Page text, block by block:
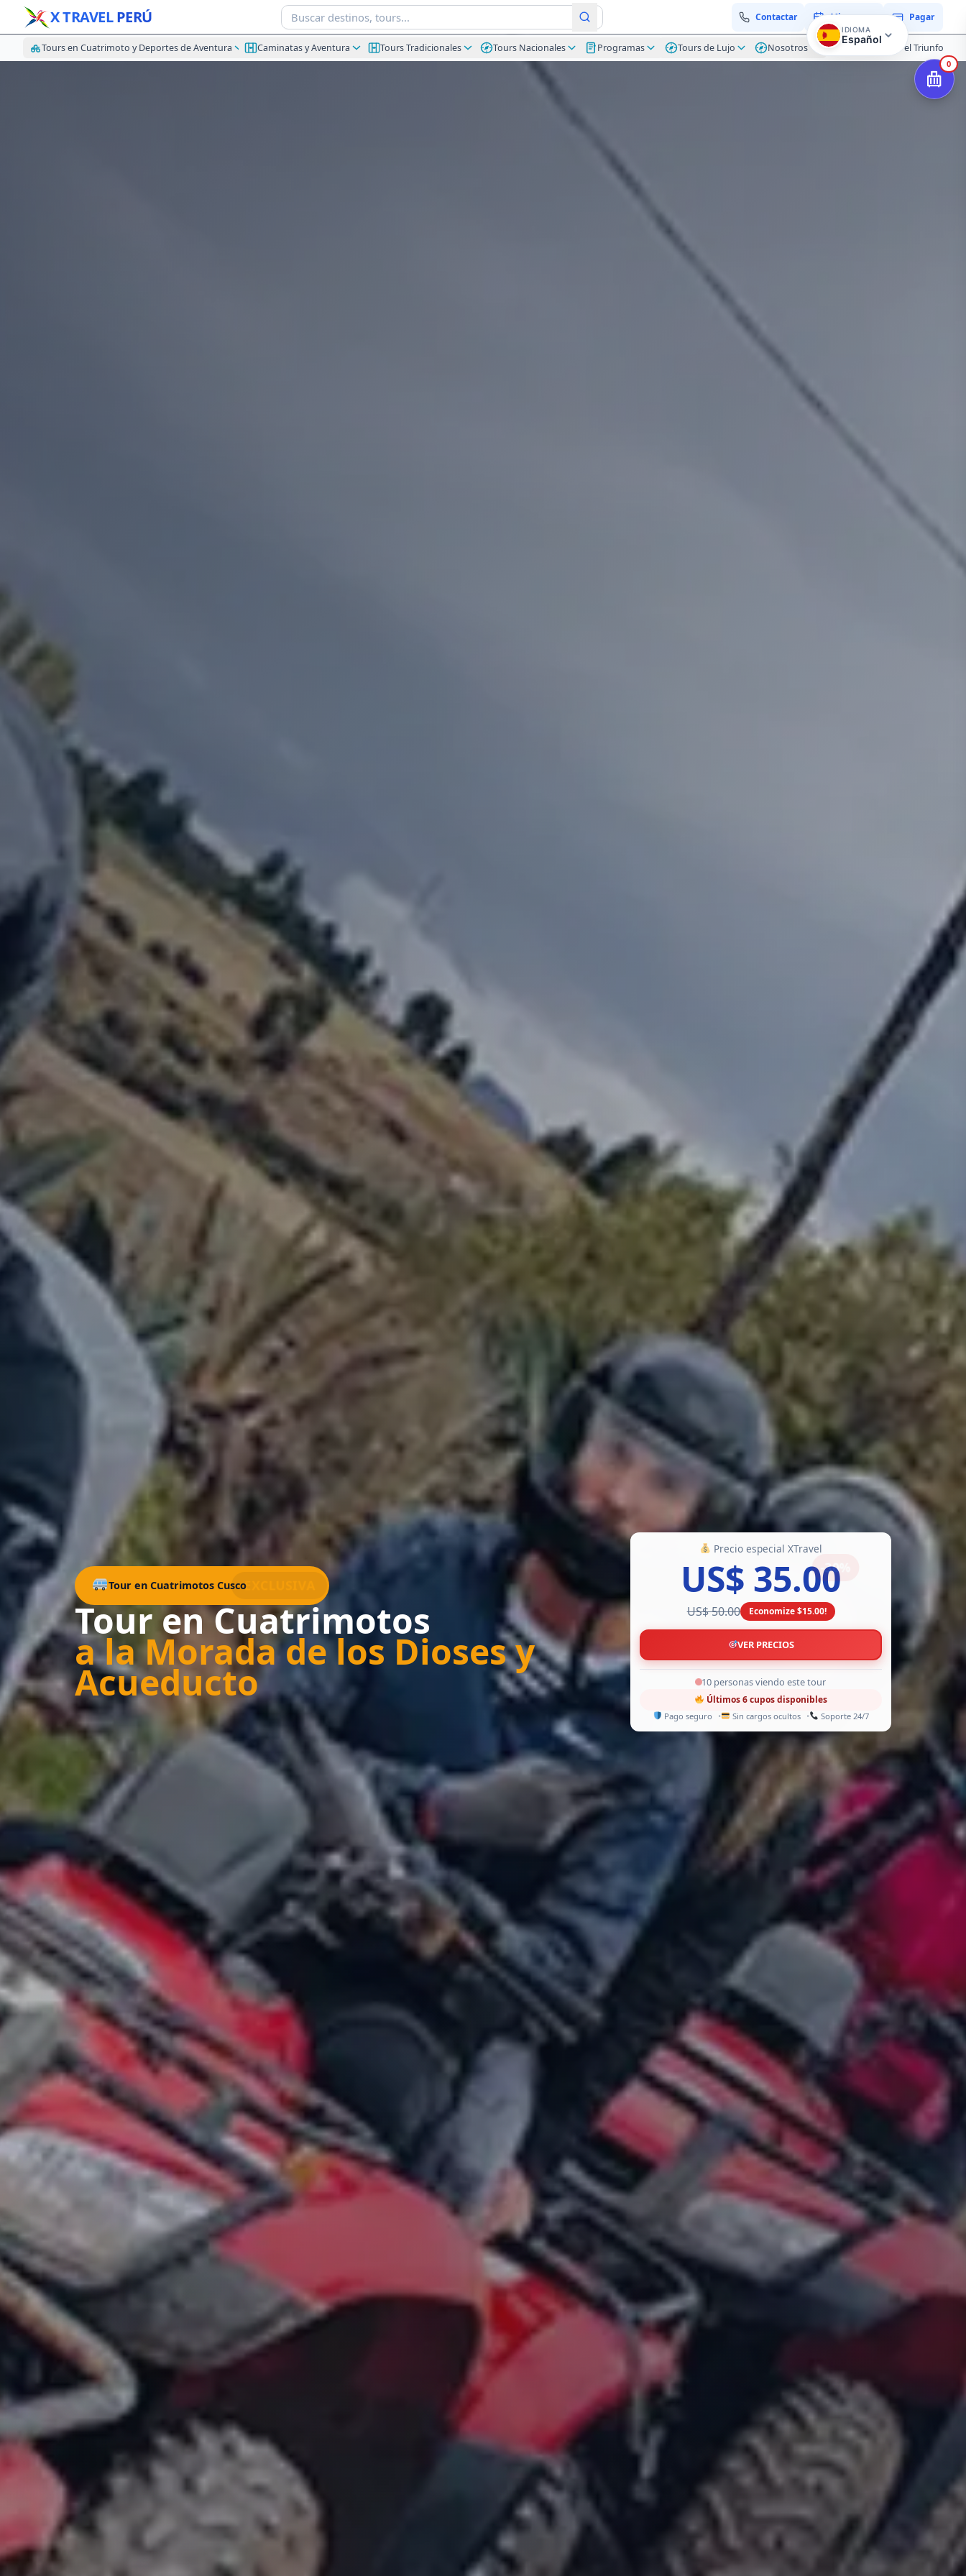
X TRAVEL PERÚ Contactar Mi reserva Pagar
Tours en Cuatrimoto y Deportes de Aventura Caminatas y Aventura Tours Tradicionales Tours Nacionales Programas Tours de Lujo Nosotros Blog Hacienda el Triunfo
IDIOMA
Español
Tour en Cuatrimotos Cusco
Tour en Cuatrimotos
a la Morada de los Dioses y
Acueducto
Precio especial XTravel
US$ 35.00
-30%
US$ 50.00 Economize $15.00!
VER PRECIOS
9 personas viendo este tour
Últimos 6 cupos disponibles
Pago seguro Sin cargos ocultos Soporte 24/7
0